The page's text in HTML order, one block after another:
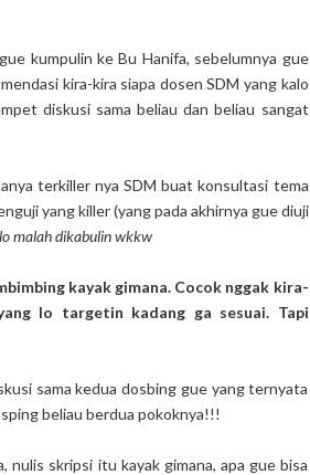
kumpulin ke Bu Hanifa, sebelumnya gue
kira-kira siapa dosen SDM yang kalo
diskusi sama beliau dan beliau sangat
terkiller nya SDM buat konsultasi tema
yang killer (yang pada akhirnya gue diuji
malah dikabulin wkkw
kayak gimana. Cocok nggak kira-
lo targetin kadang ga sesuai. Tapi
sama kedua dosbing gue yang ternyata
beliau berdua pokoknya!!!
skripsi itu kayak gimana, apa gue bisa